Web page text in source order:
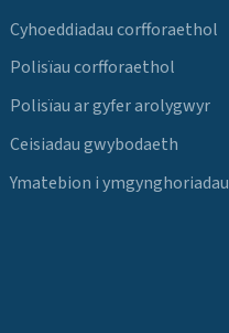
Cyhoeddiadau corfforaethol
Polisïau corfforaethol
Polisïau ar gyfer arolygwyr
Ceisiadau gwybodaeth
Ymatebion i ymgynghoriadau